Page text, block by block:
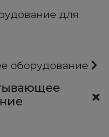
для
оборудование